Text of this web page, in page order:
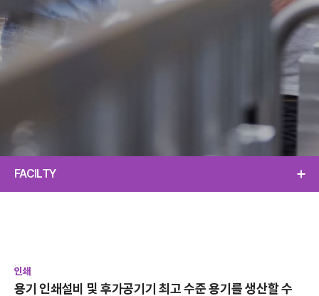
FACILTY
인쇄
용기 인쇄설비 및 후가공기기최고 수준 용기를 생산할 수